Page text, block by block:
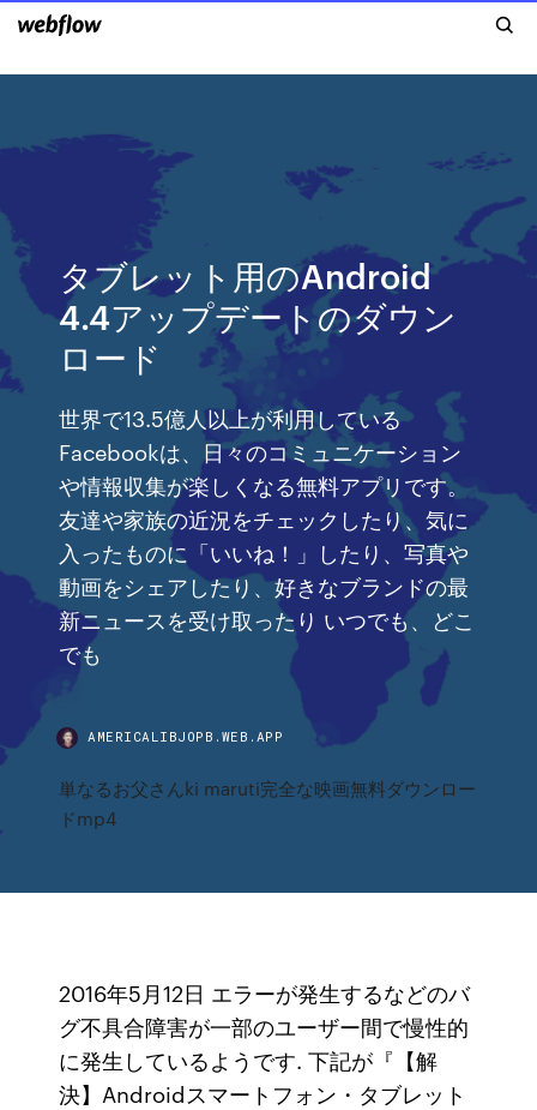
タブレット用のAndroid
4.4アップデートのダウン
ロード
世界で13.5億人以上が利用している
Facebookは、日々のコミュニケーション
や情報収集が楽しくなる無料アプリです。
友達や家族の近況をチェックしたり、気に
入ったものに「いいね！」したり、写真や
動画をシェアしたり、好きなブランドの最
新ニュースを受け取ったり いつでも、どこ
でも
AMERICALIBJOPB.WEB.APP
単なるお父さんki maruti完全な映画無料ダウンロー
ドmp4
2016年5月12日 エラーが発生するなどのバ
グ不具合障害が一部のユーザー間で慢性的
に発生しているようです. 下記が『【解
決】Androidスマートフォン・タブレット